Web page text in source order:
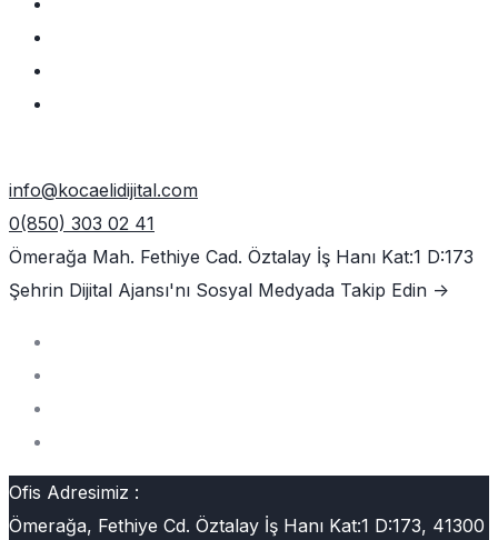
info@kocaelidijital.com
0(850) 303 02 41
Ömerağa Mah. Fethiye Cad. Öztalay İş Hanı Kat:1 D:173
Şehrin Dijital Ajansı'nı Sosyal Medyada Takip Edin ->
Ofis Adresimiz :
Ömerağa, Fethiye Cd. Öztalay İş Hanı Kat:1 D:173, 41300